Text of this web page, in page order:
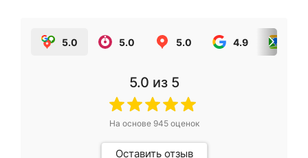
5.0 5.0 5.0 4.9
5.0 из 5
На основе 945оценок
Оставить отзыв